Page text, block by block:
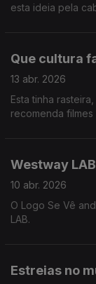
esta ideia pela
Que cultura
13 abr. 2026
Esta tinha
recomenda
Westway LAB
10 abr. 2026
O Logo Se Vê
LAB.
Estreias no